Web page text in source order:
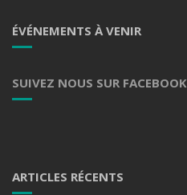
ÉVÉNEMENTS À VENIR
SUIVEZ NOUS SUR FACEBOOK
ARTICLES RÉCENTS